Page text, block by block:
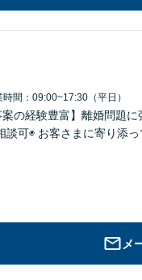
時間：09:00~17:30（平日）
の経験豊富】離婚問題
可◉ お客さまに寄り添
メ